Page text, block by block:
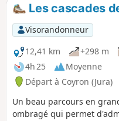
Les cascades
Visorandonneur
12,41 km
+298 m
4h 25
Moyenne
Départ à Coyron (Jura)
Un beau parcours en
ombragé qui permet